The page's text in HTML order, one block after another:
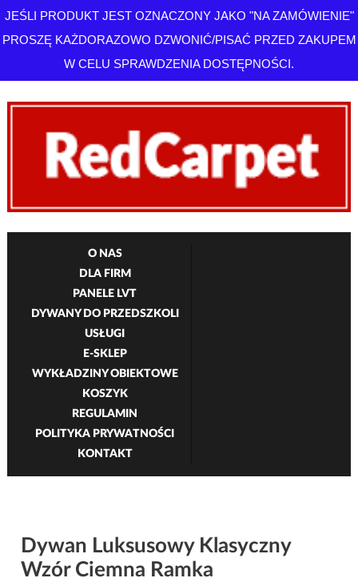
JEŚLI PRODUKT JEST OZNACZONY JAKO "NA ZAMÓWIENIE"
PROSZĘ KAŻDORAZOWO DZWONIĆ/PISAĆ PRZED ZAKUPEM
W CELU SPRAWDZENIA DOSTĘPNOŚCI.
O NAS
DLA FIRM
PANELE LVT
DYWANY DO PRZEDSZKOLI
USŁUGI
E-SKLEP
WYKŁADZINY OBIEKTOWE
KOSZYK
REGULAMIN
POLITYKA PRYWATNOŚCI
KONTAKT
Dywan Luksusowy Klasyczny
Wzór Ciemna Ramka